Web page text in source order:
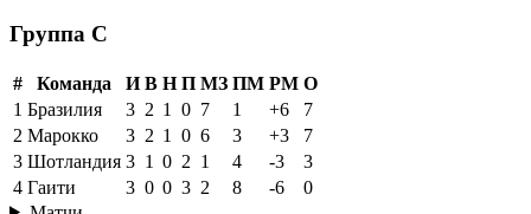
Группа C
# Команда И В Н П МЗ ПМ РМ О
1 Бразилия 3 2 1 0 7 1 +6
7
2 Марокко 3 2 1 0 6 3 +3
7
3 Шотландия 3 1 0 2 1 4 -3
3
4 Гаити 3 0 0 3 2 8 -6
0